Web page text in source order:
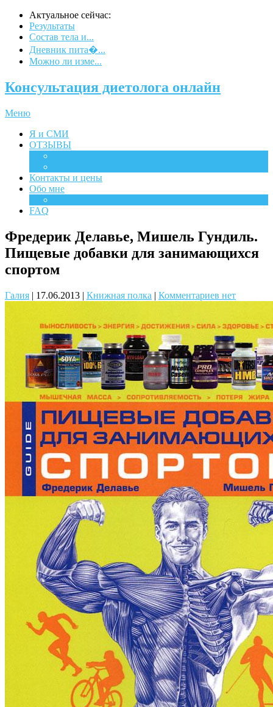
Актуальное сейчас:
Результаты
Состав тела и...
Дневник пита�...
Можно ли изме...
Консультация диетолога онлайн
Меню
Я и СМИ
ОТЗЫВЫ
Контакты и цены
Обо мне
FAQ
Фредерик Делавье, Мишель Гундиль.
Пищевые добавки для занимающихся
спортом
Галия | 17.06.2013 | Книжная полка | Комментариев нет